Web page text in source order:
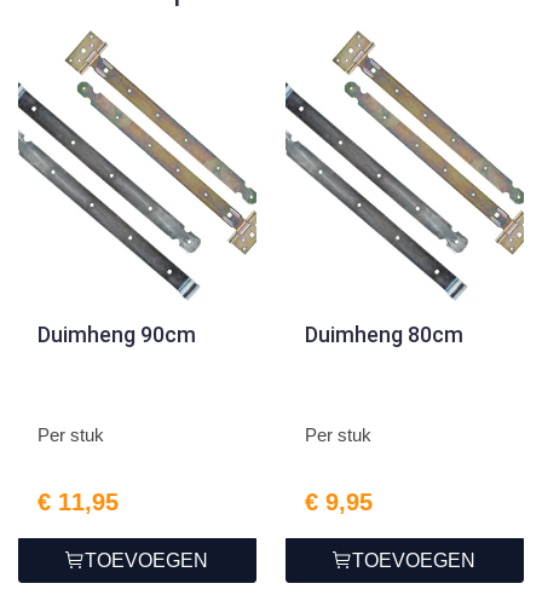
Duimheng 90cm
Per stuk
€ 11,95
TOEVOEGEN
Duimheng 80cm
Per stuk
€ 9,95
TOEVOEGEN